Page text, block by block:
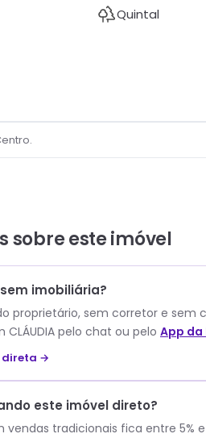
Quintal
.
sobre esteimóvel
imobiliária?
proprietário, sem corretor e sem
CLÁUDIA pelo chat ou pelo App
direta →
este imóvel direto?
tradicionais fica entre 5%